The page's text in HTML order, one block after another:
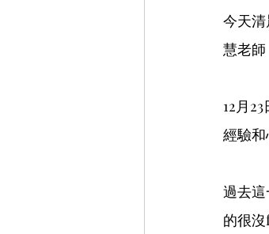
今天
慧老師
12月
經驗和
過去
的很